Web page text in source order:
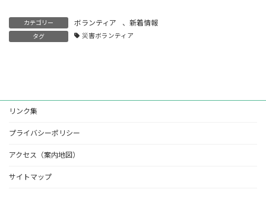
カテゴリー ボランティア 、 新着情報
タグ 災害ボランティア
リンク集
プライバシーポリシー
アクセス（案内地図）
サイトマップ